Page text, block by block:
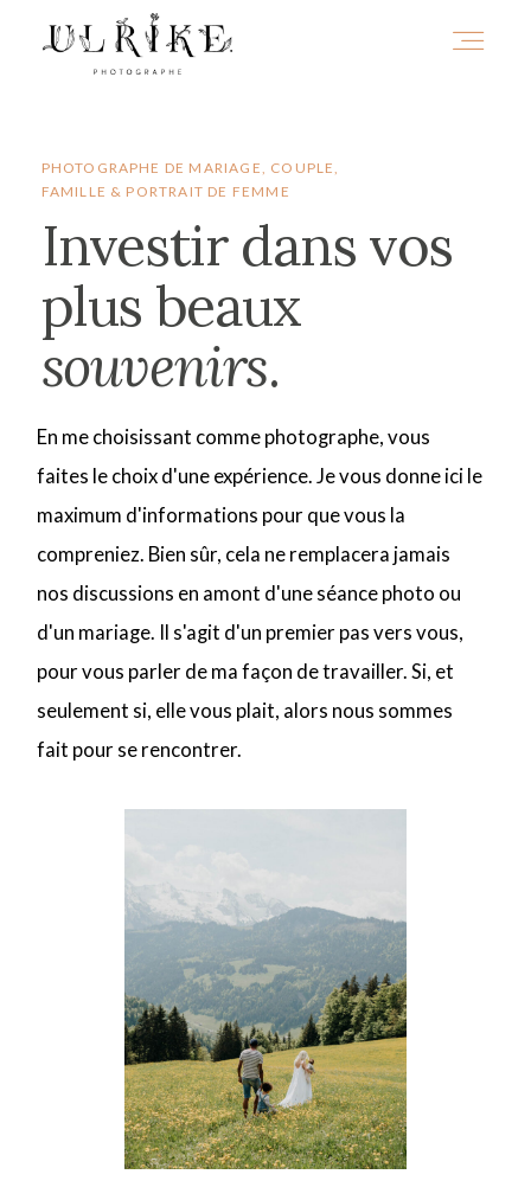
PHOTOGRAPHE DE MARIAGE, COUPLE,
FAMILLE & PORTRAIT DE FEMME
Investir dans vos
plus beaux
souvenirs.
En me choisissant comme photographe, vous
faites le choix d'une expérience. Je vous donne ici le
maximum d'informations pour que vous la
compreniez. Bien sûr, cela ne remplacera jamais
nos discussions en amont d'une séance photo ou
d'un mariage. Il s'agit d'un premier pas vers vous,
pour vous parler de ma façon de travailler. Si, et
seulement si, elle vous plait, alors nous sommes
fait pour se rencontrer.
A PROPOS
PORTFOLIO
JOURNAL